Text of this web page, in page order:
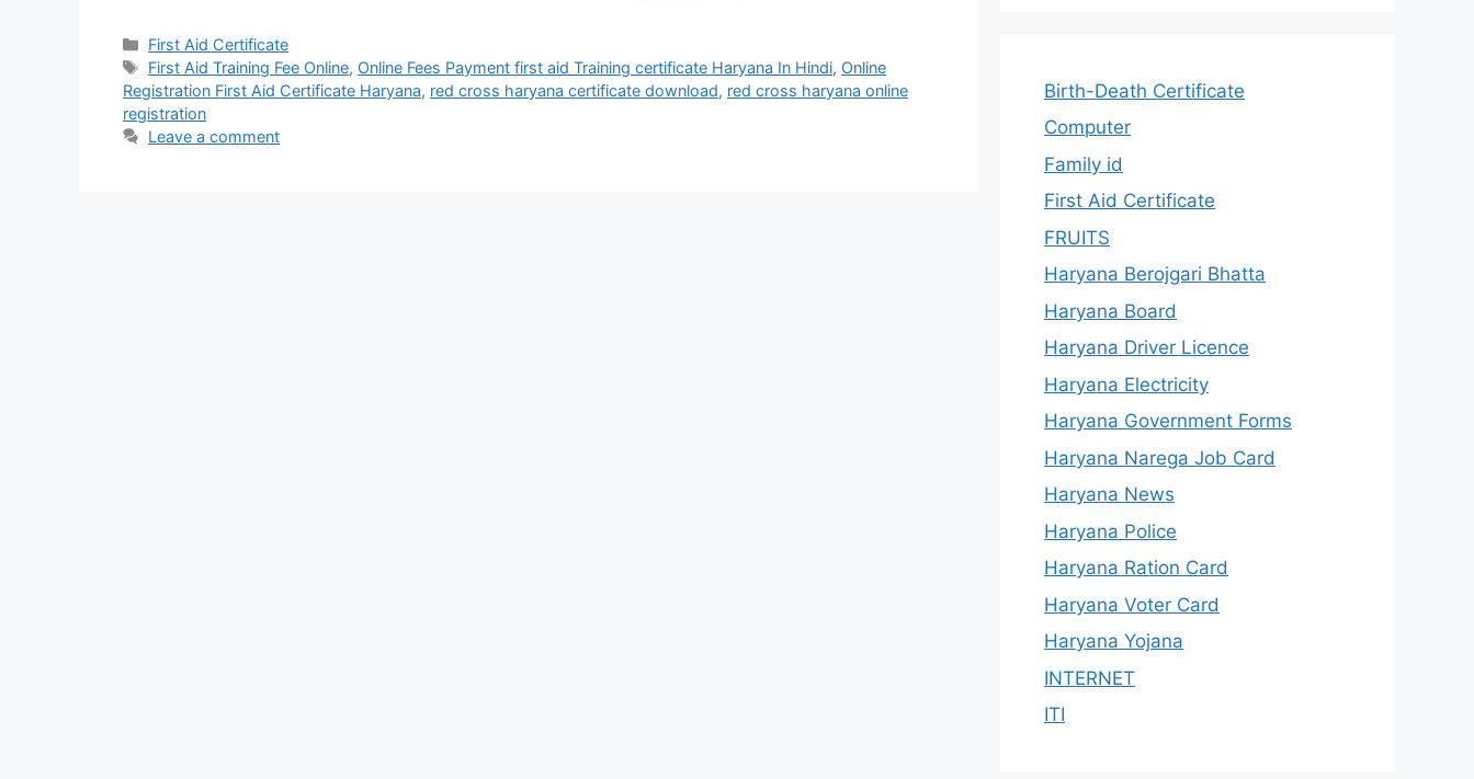
Categories
First Aid Certificate
Tags
First Aid Training Fee Online, Online Fees Payment first aid Training certificate Haryana In Hindi, Online
Registration First Aid Certificate Haryana, red cross haryana certificate download, red cross haryana online
registration
Leave a comment
Birth-Death Certificate
Computer
Family id
First Aid Certificate
FRUITS
Haryana Berojgari Bhatta
Haryana Board
Haryana Driver Licence
Haryana Electricity
Haryana Government Forms
Haryana Narega Job Card
Haryana News
Haryana Police
Haryana Ration Card
Haryana Voter Card
Haryana Yojana
INTERNET
ITI